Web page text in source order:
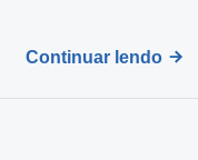
Continuar lendo